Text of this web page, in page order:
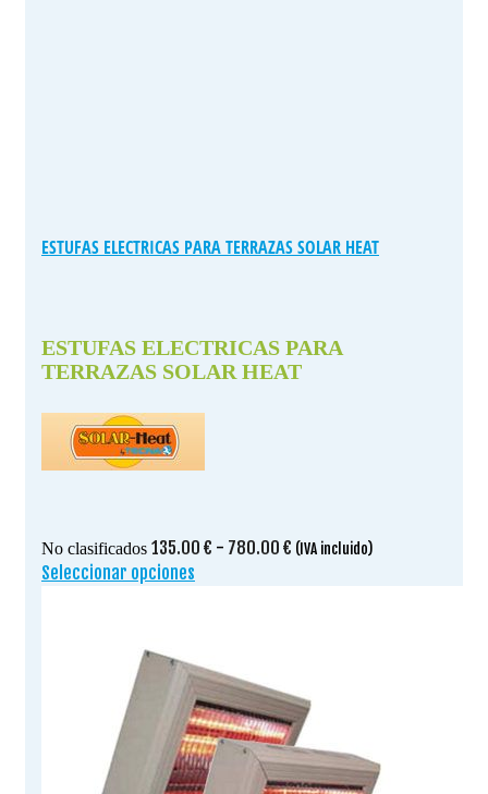
ESTUFAS ELECTRICAS PARA TERRAZAS SOLAR HEAT
ESTUFAS ELECTRICAS PARA
TERRAZAS SOLAR HEAT
No clasificados 135.00 € - 780.00 € Rango
780.00 €
(IVA incluido)
Seleccionar opciones
variantes.
Las
opciones
se
pueden
elegir